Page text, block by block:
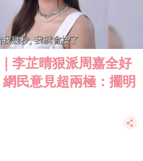
李芷晴狠派周嘉全好
民意見超兩極：擺明